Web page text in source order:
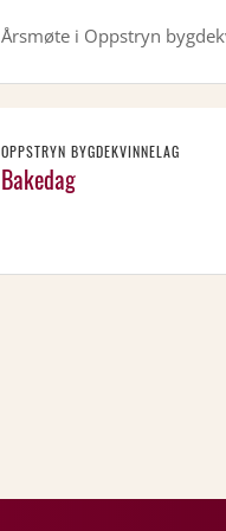
Årsmøte i Oppstryn
OPPSTRYN BYGDEKVINNELAG
Bakedag